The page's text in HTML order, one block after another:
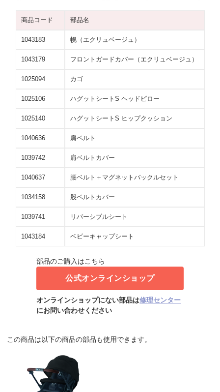
商品コード 部品名
1043183 幌（エクリュベージュ）
1043179 フロントガードカバー（エクリュベージュ）
1025094 カゴ
1025106 ハグットシートS ヘッドピロー
1025140 ハグットシートS ヒップクッション
1040636 肩ベルト
1039742 肩ベルトカバー
1040637 腰ベルト＋マグネットバックルセット
1034158 股ベルトカバー
1039741 リバーシブルシート
1043184 ベビーキャップシート
部品のご購入はこちら
公式オンラインショップ
オンラインショップにない部品は修理センター
にお問い合わせください
この商品は以下の商品の部品も使用できます。